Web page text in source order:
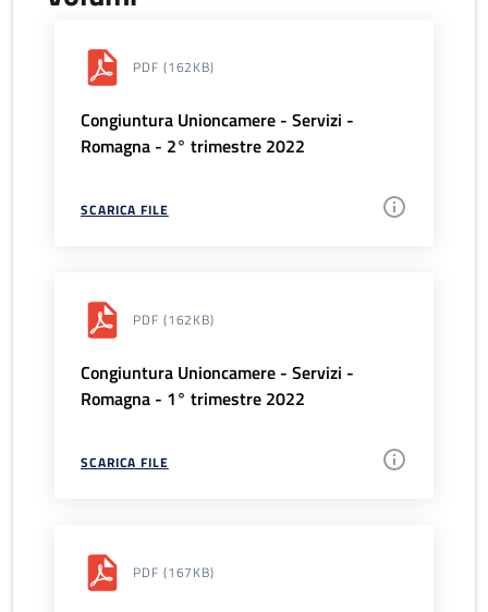
PDF (162KB)
Congiuntura Unioncamere - Servizi -
Romagna - 2° trimestre 2022
SCARICA FILE
PDF (162KB)
Congiuntura Unioncamere - Servizi -
Romagna - 1° trimestre 2022
SCARICA FILE
PDF (167KB)